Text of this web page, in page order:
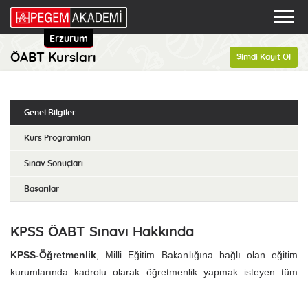
Erzurum
ÖABT Kursları Şimdi Kayıt Ol
Genel Bilgiler
Kurs Programları
Sınav Sonuçları
Başarılar
KPSS ÖABT Sınavı Hakkında
KPSS-Öğretmenlik , Milli Eğitim Bakanlığına bağlı olan eğitim
kurumlarında kadrolu olarak öğretmenlik yapmak isteyen tüm